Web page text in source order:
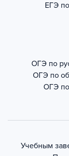
ЕГЭ
ОГЭ по
ОГЭ по
ОГЭ
Учебным